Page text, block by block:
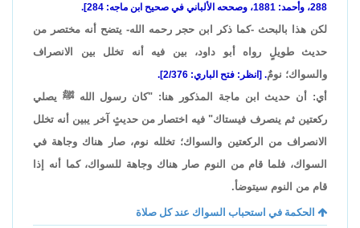
288، وأحمد: 1881، وصححه الألباني في صحيح ابن ماجه: 284].
لكن هذا بالبحث -كما ذكر ابن حجر رحمه الله- يتضح أنه مختصر من
حديث طويلٍ رواه أبو داود، بين فيه أنه تخلل بين الانصراف
والسواك؛ نومٌ. [انظر: فتح الباري: 2/376].
أي: أن حديث ابن ماجة المذكور هنا: "كان رسول الله ﷺ يصلي
ركعتين ثم ينصرف فيستاك" فيه اختصار من حديثٍ آخر يبين أنه تخلل
الانصراف من الركعتين والسواك؛ تخلله نوم، صار هناك وجاهة في
السواك، فلما قام من النوم صار هناك وجاهة للسواك، كما أنه إذا
قام من النوم سيتوضأ.
الحكمة في استحباب السواك عند كل صلاة